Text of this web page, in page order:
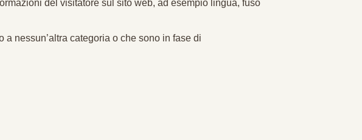
del visitatore sul sito web, ad esempio lingua, fuso
nessun’altra categoria o che sono in fase di